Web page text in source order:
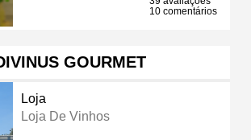
10 comentários
GOURMET
Loja
Loja De Vinhos